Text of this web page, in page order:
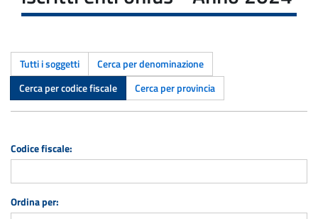
Tutti i soggetti
Cerca per denominazione
Cerca per codice fiscale
Cerca per provincia
Codice fiscale:
Ordina per: